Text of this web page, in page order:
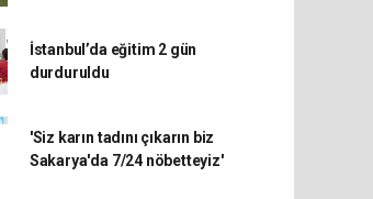
İstanbul’da eğitim 2 gün
durduruldu
'Siz karın tadını çıkarın biz
Sakarya'da 7/24 nöbetteyiz'